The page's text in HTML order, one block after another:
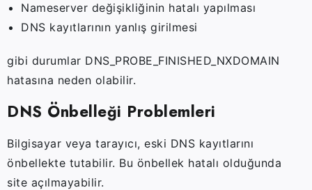
Nameserver değişikliğinin hatalı yapılması
DNS kayıtlarının yanlış girilmesi
gibi durumlar DNS_PROBE_FINISHED_NXDOMAIN
hatasına neden olabilir.
DNS Önbelleği Problemleri
Bilgisayar veya tarayıcı, eski DNS kayıtlarını
önbellekte tutabilir. Bu önbellek hatalı olduğunda
site açılmayabilir.